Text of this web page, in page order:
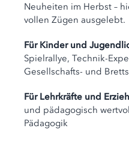
Neuheiten im Herbst –
vollen Zügen ausgelebt.
Für Kinder und
Spielrallye, Technik-
Gesellschafts- und
Für Lehrkräfte und
und pädagogisch
Pädagogik